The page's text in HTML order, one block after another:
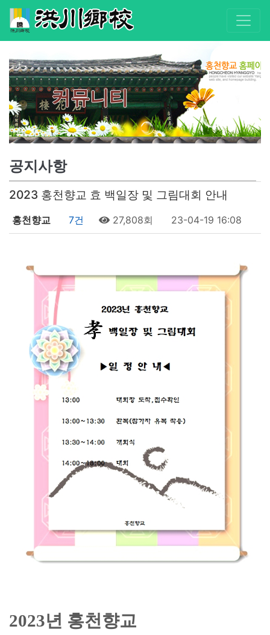
커뮤니티
공지사항
2023 홍천향교 효 백일장 및 그림대회 안내
홍천향교 7건 27,808회 23-04-19 16:08
2023년 홍천향교